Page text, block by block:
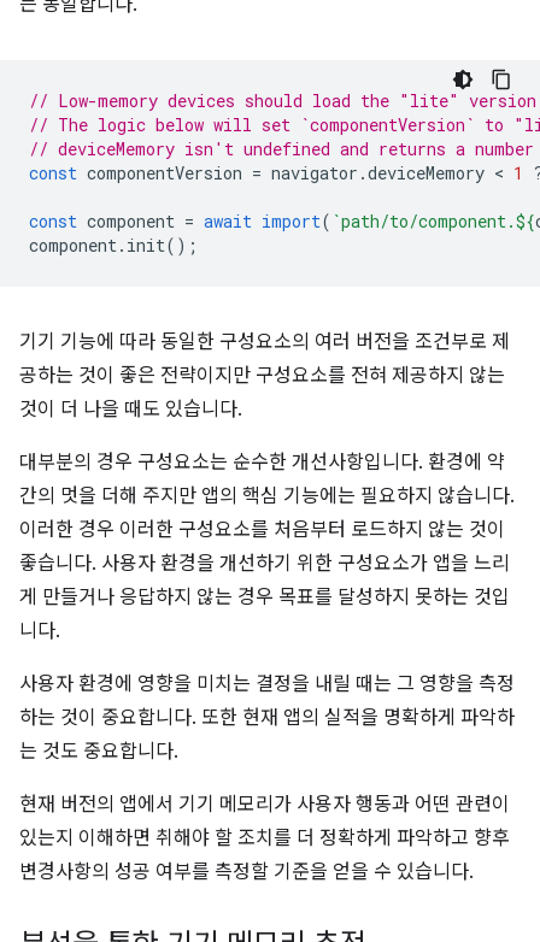
는 동일합니다.
// Low-memory devices should load the "lite" version
// The logic below will set `componentVersion`
// deviceMemory isn't undefined and returns a
const componentVersion = navigator .deviceMemory < 1
const component = await import( `path/to/component.${
component. init();
기기 기능에 따라 동일한 구성요소의 여러 버전을 조건부로 제
공하는 것이 좋은 전략이지만 구성요소를 전혀 제공하지 않는
것이 더 나을 때도 있습니다.
대부분의 경우 구성요소는 순수한 개선사항입니다. 환경에 약
간의 멋을 더해 주지만 앱의 핵심 기능에는 필요하지 않습니다.
이러한 경우 이러한 구성요소를 처음부터 로드하지 않는 것이
좋습니다. 사용자 환경을 개선하기 위한 구성요소가 앱을 느리
게 만들거나 응답하지 않는 경우 목표를 달성하지 못하는 것입
니다.
사용자 환경에 영향을 미치는 결정을 내릴 때는 그 영향을 측정
하는 것이 중요합니다. 또한 현재 앱의 실적을 명확하게 파악하
는 것도 중요합니다.
현재 버전의 앱에서 기기 메모리가 사용자 행동과 어떤 관련이
있는지 이해하면 취해야 할 조치를 더 정확하게 파악하고 향후
변경사항의 성공 여부를 측정할 기준을 얻을 수 있습니다.